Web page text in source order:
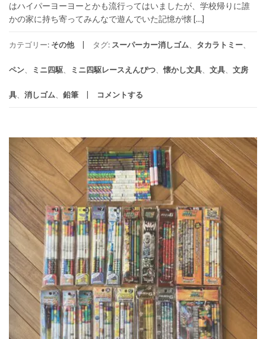
はハイパーヨーヨーとかも流行ってはいましたが、学校帰りに誰
かの家に持ち寄ってみんなで遊んでいた記憶が懐 […]
カテゴリー: その他 タグ: スーパーカー消しゴム、 タカラトミー、
ペン、 ミニ四駆、 ミニ四駆レースえんぴつ、懐かし文具、 文具、 文房
具、 消しゴム、 鉛筆 コメントする